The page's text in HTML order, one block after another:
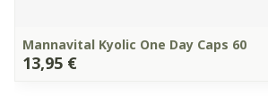
Mannavital Kyolic One Day Caps 60
13,95 €